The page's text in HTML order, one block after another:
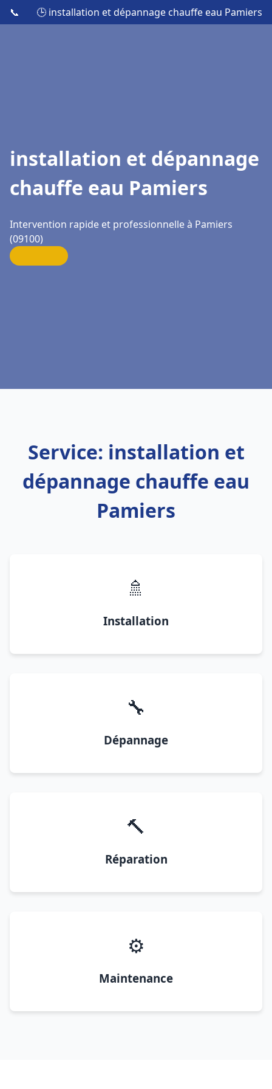
📞 🕒 installation et dépannage chauffe eau Pamiers
installation et dépannage
chauffe eau Pamiers
Intervention rapide et professionnelle à Pamiers
(09100)
Service: installation et
dépannage chauffe eau
Pamiers
🚿
Installation
🔧
Dépannage
🔨
Réparation
⚙️
Maintenance